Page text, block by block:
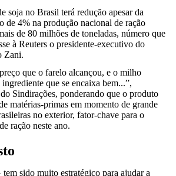
soja no Brasil terá redução apesar da
de 4% na produção nacional de ração
de 80 milhões de toneladas, número que
à Reuters o presidente-executivo do
Zani.
que o farelo alcançou, e o milho
que se encaixa bem...”,
Sindirações, ponderando que o produto
matérias-primas em momento de grande
no exterior, fator-chave para o
ração neste ano.
sido muito estratégico para ajudar a